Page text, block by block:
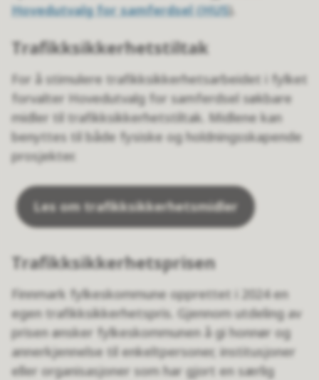
Hovedutvalg for samferdsel (HUS).
Trafikksikkerhetstiltak
For å stimulere trafikksikkerhetsarbeidet i fylket
forvalter Hovedutvalg for samferdsel søkbare
midler til trafikksikkerhetstiltak. Midlene kan
benyttes til både fysiske og holdningsskapende
prosjekter.
Les om trafikksikkerhetsmidler
Trafikksikkerhetsprisen
Finnmark fylkeskommune opprettet i 2024 en
egen trafikksikkerhetspris. Gjennom utdeling av
prisen ønsker fylkeskommunen å gi honnør og
annerkjennelse til enkeltpersoner, institusjoner
eller organisasjoner som har gjort en særlig